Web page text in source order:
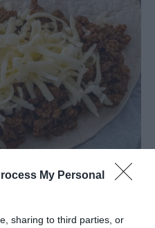
My Personal
sharing to third parties, or